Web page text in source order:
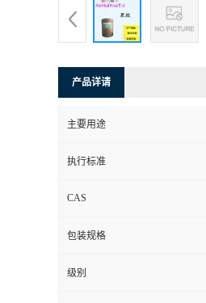
产品详请
主要用途
执行标准
CAS
包装规格
级别